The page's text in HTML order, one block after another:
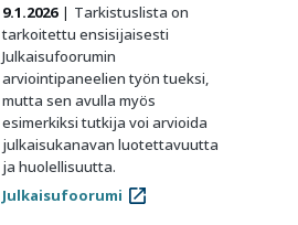
9.1.2026
Tarkistuslista on
tarkoitettu ensisijaisesti
Julkaisufoorumin
arviointipaneelien työn tueksi,
mutta sen avulla myös
esimerkiksi tutkija voi arvioida
julkaisukanavan luotettavuutta
ja huolellisuutta.
Julkaisufoorumi